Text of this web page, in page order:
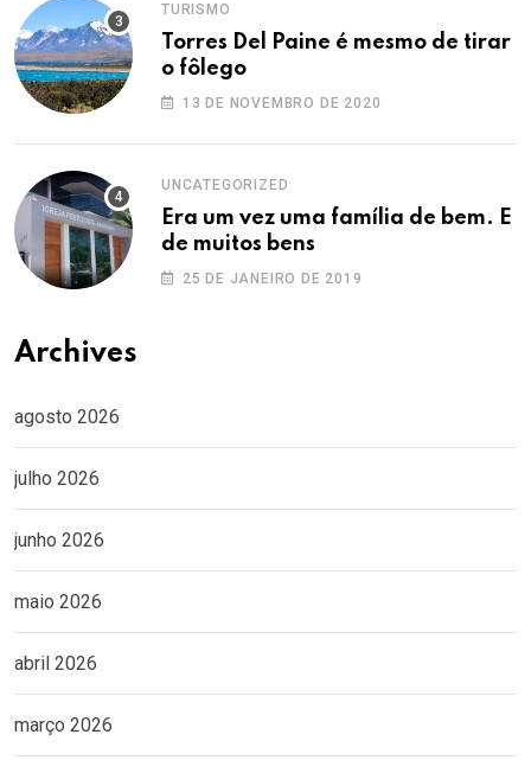
TURISMO
Torres Del Paine é mesmo de tirar
o fôlego
13 DE NOVEMBRO DE 2020
UNCATEGORIZED
Era um vez uma família de bem. E
de muitos bens
25 DE JANEIRO DE 2019
Archives
agosto 2026
julho 2026
junho 2026
maio 2026
abril 2026
março 2026